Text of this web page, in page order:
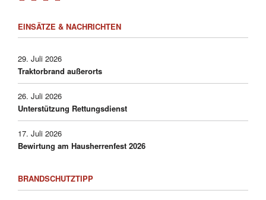
EINSÄTZE & NACHRICHTEN
29. Juli 2026
Traktorbrand außerorts
26. Juli 2026
Unterstützung Rettungsdienst
17. Juli 2026
Bewirtung am Hausherrenfest 2026
BRANDSCHUTZTIPP